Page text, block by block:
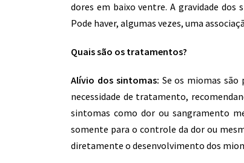
dores em baixo ventre. A gravidade
Pode haver, algumas vezes, uma
Quais são os tratamentos?
Alívio dos sintomas: Se os miomas são
necessidade de tratamento,
sintomas como dor ou sangramento
somente para o controle da dor ou
diretamente o desenvolvimento dos